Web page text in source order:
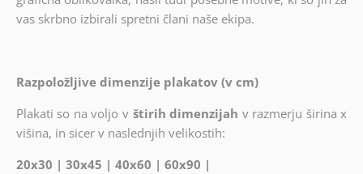
vas skrbno izbirali spretni člani naše ekipa.
Razpoložljive dimenzije plakatov (v cm)
Plakati so na voljo v štirih dimenzijah v razmerju širina x
višina, in sicer v naslednjih velikostih:
20x30 | 30x45 | 40x60 | 60x90 |